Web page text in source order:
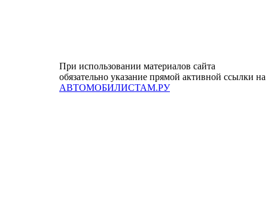
При использовании материалов сайта
обязательно указание прямой активной ссылки на
АВТОМОБИЛИСТАМ.РУ